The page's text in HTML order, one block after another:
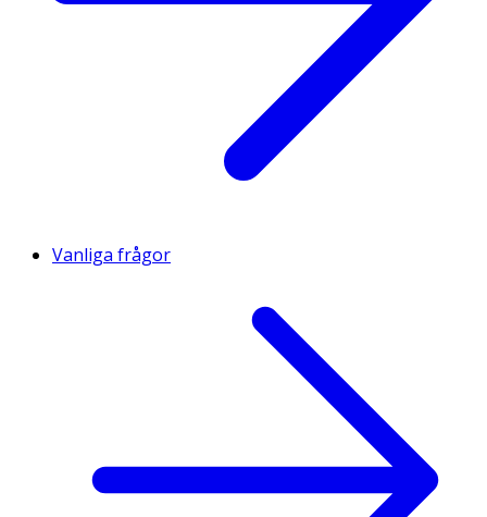
Vanliga frågor